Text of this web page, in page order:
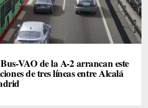
VAO de la A-2 arrancan este
de tres líneas entre Alcalá